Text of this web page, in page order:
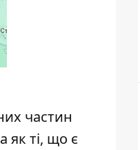
частин
як ті, що є